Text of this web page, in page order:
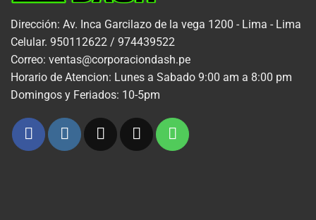
Dirección: Av. Inca Garcilazo de la vega 1200 - Lima - Lima
Celular. 950112622 / 974439522
Correo: ventas@corporaciondash.pe
Horario de Atencion: Lunes a Sabado 9:00 am a 8:00 pm
Domingos y Feriados: 10-5pm